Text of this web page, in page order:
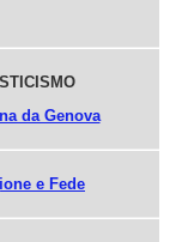
da Genova
e Fede